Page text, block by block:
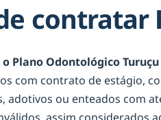
contratar
Plano Odontológico
com contrato de estágio,
ou enteados com